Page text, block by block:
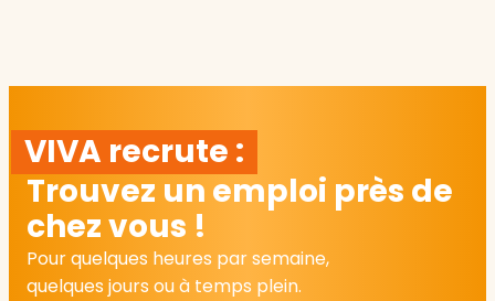
VIVA recrute :
Trouvez un emploi près de
chez vous !
Pour quelques heures par semaine,
quelques jours ou à temps plein.